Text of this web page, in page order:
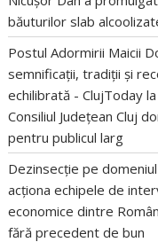
băuturilor slab
Postul Adormirii Maicii
semnificații, tradiții și
echilibrată - ClujToday
Consiliul Județean Cluj
pentru publicul larg
Dezinsecție pe
acționa echipele de
economice dintre
fără precedent de bun